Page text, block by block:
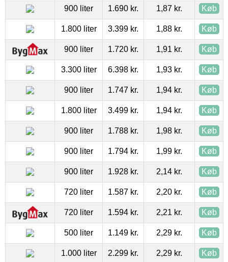
900 liter 1.690 kr. 1,87 kr. Køb
1.800 liter 3.399 kr. 1,88 kr. Køb
900 liter 1.720 kr. 1,91 kr. Køb
3.300 liter 6.398 kr. 1,93 kr. Køb
900 liter 1.747 kr. 1,94 kr. Køb
1.800 liter 3.499 kr. 1,94 kr. Køb
900 liter 1.788 kr. 1,98 kr. Køb
900 liter 1.794 kr. 1,99 kr. Køb
900 liter 1.928 kr. 2,14 kr. Køb
720 liter 1.587 kr. 2,20 kr. Køb
720 liter 1.594 kr. 2,21 kr. Køb
500 liter 1.149 kr. 2,29 kr. Køb
1.000 liter 2.299 kr. 2,29 kr. Køb